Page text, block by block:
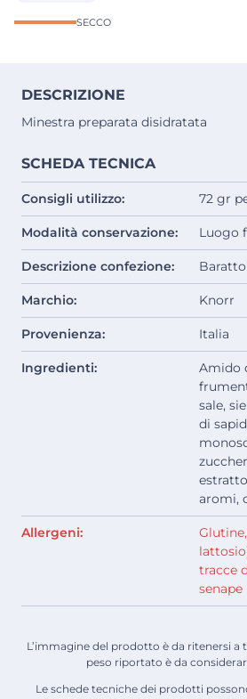
SECCO
DESCRIZIONE
Minestra preparata disidratata
SCHEDA TECNICA
Consigli utilizzo: 72 gr
Modalità conservazione: Luogo
Descrizione confezione:
Marchio: Knorr
Provenienza: Italia
Ingredienti:
Amido
sale,
di
aromi,
Allergeni:
tracce
senape
L’immagine del prodotto è da ritenersi a
peso riportato è da
Le schede tecniche dei prodotti